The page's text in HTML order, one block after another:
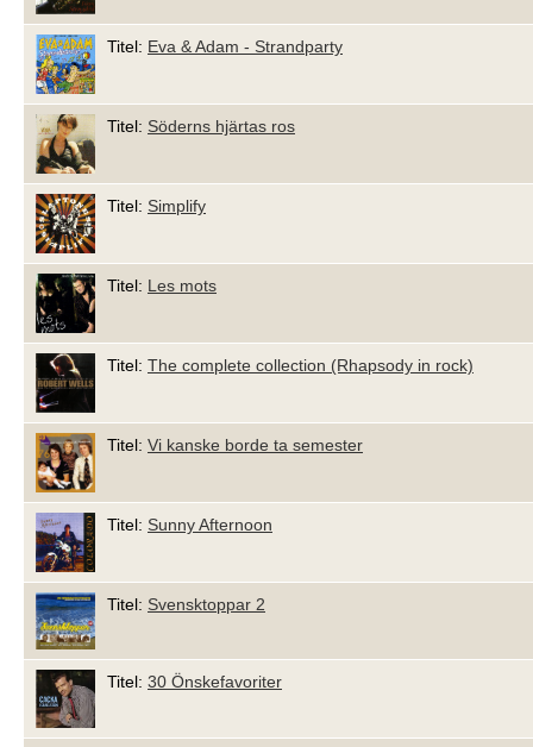
Titel: Eva & Adam - Strandparty
Titel: Söderns hjärtas ros
Titel: Simplify
Titel: Les mots
Titel: The complete collection (Rhapsody in rock)
Titel: Vi kanske borde ta semester
Titel: Sunny Afternoon
Titel: Svensktoppar 2
Titel: 30 Önskefavoriter